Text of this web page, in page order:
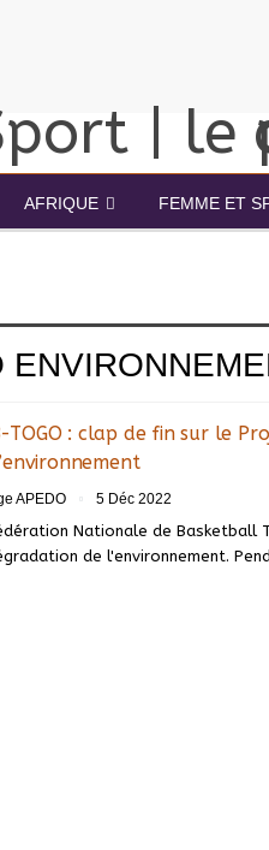
AFRIQUE FEMME ET
TOGO : clap de fin sur le
APEDO 5 Déc 2022
Nationale de
de l'environnement.